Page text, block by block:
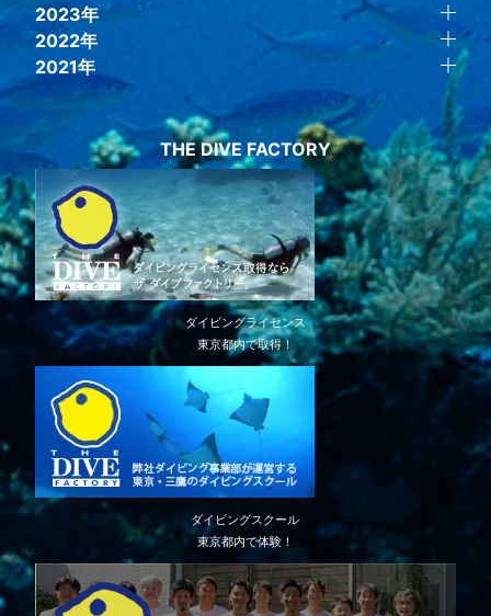
2023年
2022年
2021年
THE DIVE FACTORY
ダイビングライセンス
東京都内で取得！
ダイビングスクール
東京都内で体験！